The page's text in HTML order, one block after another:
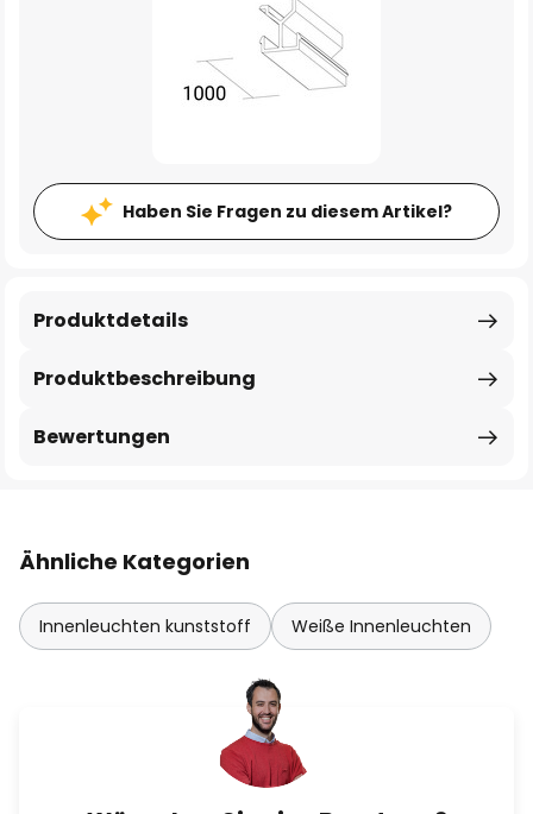
Haben Sie Fragen zu diesem Artikel?
Produktbeschreibung
Produktdetails
Bewertungen
Ähnliche Kategorien
Innenleuchten kunststoff Weiße Innenleuchten